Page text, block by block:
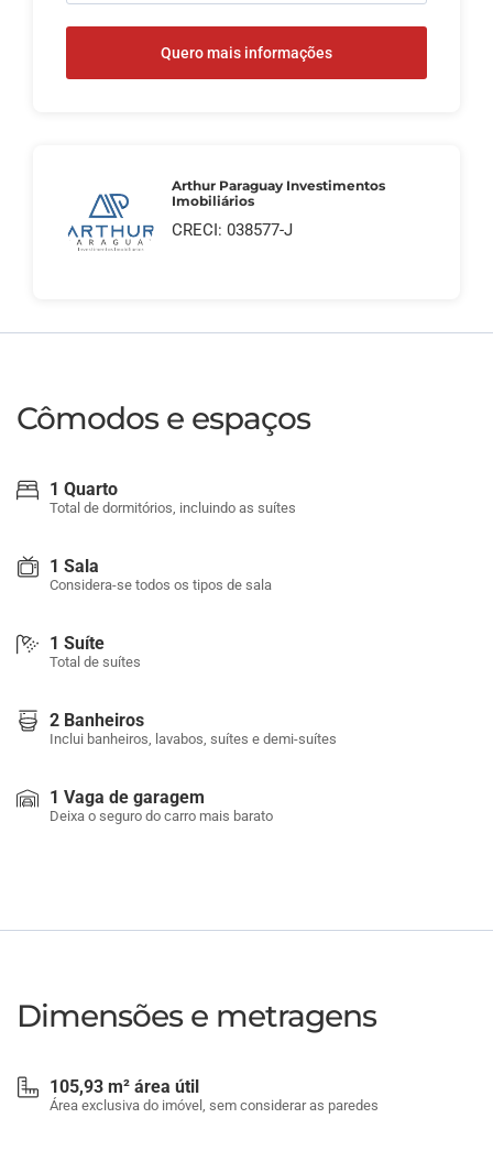
Quero mais informações
Arthur Paraguay Investimentos
Imobiliários
CRECI: 038577-J
Cômodos e espaços
1 Quarto
Total de dormitórios, incluindo as suítes
1 Sala
Considera-se todos os tipos de sala
1 Suíte
Total de suítes
2 Banheiros
Inclui banheiros, lavabos, suítes e demi-suítes
1 Vaga de garagem
Deixa o seguro do carro mais barato
Dimensões e metragens
105,93 m² área útil
Área exclusiva do imóvel, sem considerar as paredes